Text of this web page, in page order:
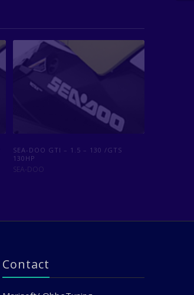
SEA-DOO RXP – 1.5 SUPERCHARGED
260HP
SEA-DOO
SEA-DOO GTI – 1.5 – 130 /GTS
130HP
SEA-DOO
Contact